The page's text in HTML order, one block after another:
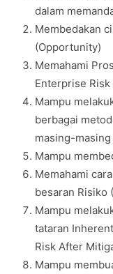
dalam
Membedakan
(Opportunity)
Memahami
Enterprise
Mampu
berbagai
masing-
Mampu
Memahami
besaran Risiko
Mampu
tataran
Risk After
Mampu